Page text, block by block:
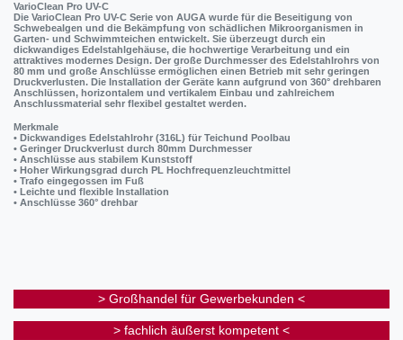
VarioClean Pro UV-C
Die VarioClean Pro UV-C Serie von AUGA wurde für die Beseitigung von
Schwebealgen und die Bekämpfung von schädlichen Mikroorganismen in
Garten- und Schwimmteichen entwickelt. Sie überzeugt durch ein
dickwandiges Edelstahlgehäuse, die hochwertige Verarbeitung und ein
attraktives modernes Design. Der große Durchmesser des Edelstahlrohrs von
80 mm und große Anschlüsse ermöglichen einen Betrieb mit sehr geringen
Druckverlusten. Die Installation der Geräte kann aufgrund von 360° drehbaren
Anschlüssen, horizontalem und vertikalem Einbau und zahlreichem
Anschlussmaterial sehr flexibel gestaltet werden.
Merkmale
• Dickwandiges Edelstahlrohr (316L) für Teichund Poolbau
• Geringer Druckverlust durch 80mm Durchmesser
• Anschlüsse aus stabilem Kunststoff
• Hoher Wirkungsgrad durch PL Hochfrequenzleuchtmittel
• Trafo eingegossen im Fuß
• Leichte und flexible Installation
• Anschlüsse 360° drehbar
> Großhandel für Gewerbekunden <
> fachlich äußerst kompetent <